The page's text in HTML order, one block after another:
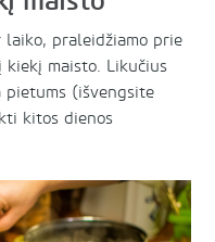
praleidžiamo prie
maisto. Likučius
(išvengsite
kitos dienos